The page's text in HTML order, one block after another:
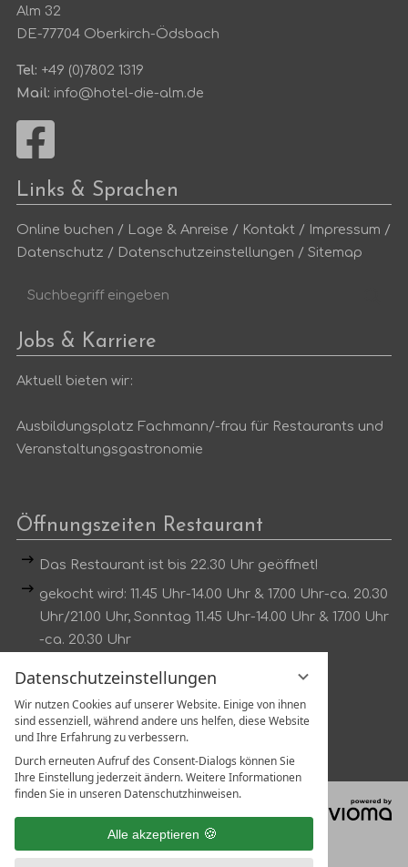
Datenschutzeinstellungen
Wir nutzen Cookies auf unserer Website. Einige von ihnen
sind essenziell, während andere uns helfen, diese Website
und Ihre Erfahrung zu verbessern.
Durch erneuten Aufruf des Consent-Dialogs können Sie
Ihre Einstellung jederzeit ändern. Weitere Informationen
finden Sie in unseren Datenschutzhinweisen.
Alle akzeptieren
Alm 32
DE-77704 Oberkirch-Ödsbach
Tel: +49 (0)7802 1319
Mail: info@hotel-die-alm.de
Links & Sprachen
Online buchen / Lage & Anreise / Kontakt / Impressum /
Datenschutz / Datenschutzeinstellungen /Sitemap
Suchbegriff
Jobs & Karriere
Aktuell bieten wir:
Ausbildungsplatz Fachmann/-frau für Restaurants und
Veranstaltungsgastronomie
Öffnungszeiten Restaurant
Das Restaurant ist bis 22.30 Uhr geöffnet!
gekocht wird: 11.45 Uhr-14.00 Uhr & 17.00 Uhr-ca. 20.30
Uhr/21.00 Uhr, Sonntag 11.45 Uhr-14.00 Uhr & 17.00 Uhr
-ca. 20.30 Uhr
Dienstag kein Mittagstisch
Tischreservierung unter:
Tel.:07802 1319